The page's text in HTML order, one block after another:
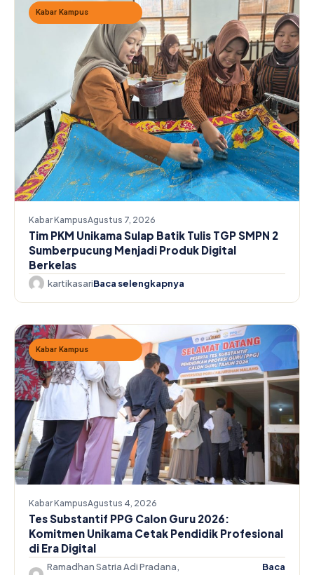
Kabar Kampus
Kabar KampusAgustus 7, 2026
Tim PKM Unikama Sulap Batik Tulis TGP SMPN 2
Sumberpucung Menjadi Produk Digital
Berkelas
kartikasariBaca selengkapnya
Kabar Kampus
Kabar KampusAgustus 4, 2026
Tes Substantif PPG Calon Guru 2026:
Komitmen Unikama Cetak Pendidik Profesional
di Era Digital
Ramadhan Satria Adi Pradana,
Baca